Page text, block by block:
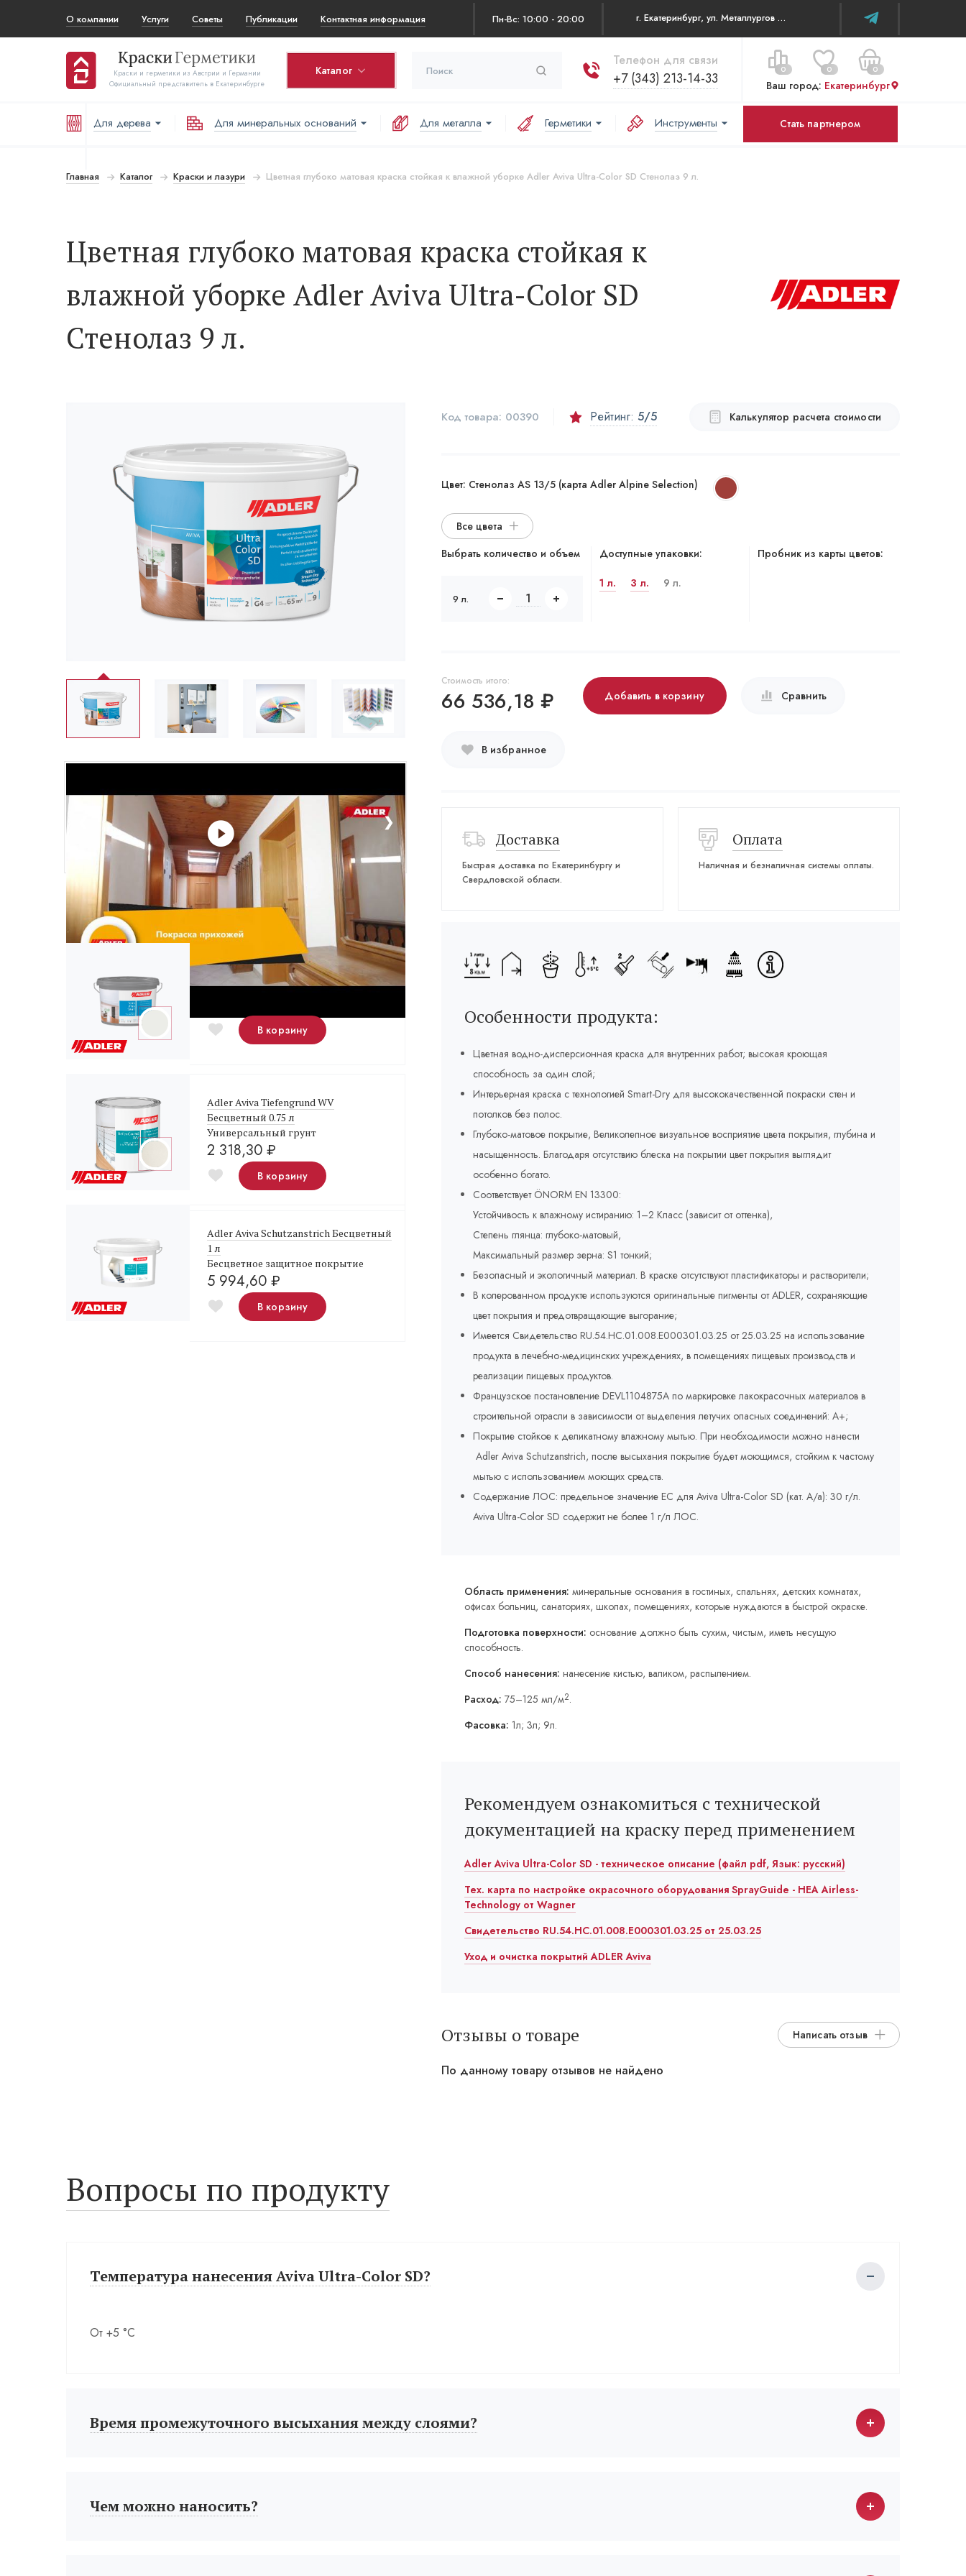
О компании Услуги Советы Публикации Контактная информация Пн-Вс: 10:00 - 20:00 г. Екатеринбург, ул. Металлургов д 84 ТЦ WOW House
Краски и герметики из Австрии и Германии
Официальный представитель в Екатеринбурге
Каталог
Телефон для связи
+7 (343) 213-14-33
0 0 0
Корзина Цена за все:
Перейти в корзину
Ваш город: Екатеринбург
Для дерева Для минеральных оснований Для металла Герметики Инструменты Стать партнером
Главная Каталог Краски и лазури Цветная глубоко матовая краска стойкая к влажной уборке Adler Aviva Ultra-Color SD Стенолаз 9 л.
Цветная глубоко матовая краска стойкая к
влажной уборке Adler Aviva Ultra-Color SD
Стенолаз 9 л.
❯
Не забудьте купить
Adler Aviva Terra Ultra-Weiß Белый 1 л
Белая краска для потолка
В корзину
Adler Aviva Tiefengrund WV
Бесцветный 0.75 л
Универсальный грунт
2 318,30 ₽
В корзину
Adler Aviva Schutzanstrich Бесцветный
1 л
Бесцветное защитное покрытие
5 994,60 ₽
В корзину
Код товара: 00390 Рейтинг: 5/5 Калькулятор расчета стоимости
Цвет: Стенолаз AS 13/5 (карта Adler Alpine Selection)
Все цвета
Выбрать количество и объем
9 л.
Доступные упаковки:
1 л. 3 л. 9 л.
Пробник из карты цветов:
Стоимость итого:
66 536,18 ₽ Добавить в корзину Сравнить
В избранное
Доставка
Быстрая доставка по Екатеринбургу и
Свердловской области.
Оплата
Наличная и безналичная системы оплаты.
Особенности продукта:
Цветная водно-дисперсионная краска для внутренних работ; высокая кроющая
способность за один слой;
Интерьерная краска с технологией Smart-Dry для высококачественной покраски стен и
потолков без полос.
Глубоко-матовое покрытие, Великолепное визуальное восприятие цвета покрытия, глубина и
насыщенность. Благодаря отсутствию блеска на покрытии цвет покрытия выглядит
особенно богато.
Соответствует ÖNORM EN 13300:
Устойчивость к влажному истиранию: 1–2 Класс (зависит от оттенка),
Степень глянца: глубоко-матовый,
Максимальный размер зерна: S1 тонкий;
Безопасный и экологичный материал. В краске отсутствуют пластификаторы и растворители;
В колерованном продукте используются оригинальные пигменты от ADLER, сохраняющие
цвет покрытия и предотвращающие выгорание;
Имеется Свидетельство RU.54.HC.01.008.E000301.03.25 от 25.03.25 на использование
продукта в лечебно-медицинских учреждениях, в помещениях пищевых производств и
реализации пищевых продуктов.
Французское постановление DEVL1104875A по маркировке лакокрасочных материалов в
строительной отрасли в зависимости от выделения летучих опасных соединений: A+;
Покрытие стойкое к деликатному влажному мытью. При необходимости можно нанести
Adler Aviva Schutzanstrich, после высыхания покрытие будет моющимся, стойким к частому
мытью с использованием моющих средств.
Содержание ЛОС: предельное значение ЕС для Aviva Ultra-Color SD (кат. A/a): 30 г/л.
Aviva Ultra-Color SD содержит не более 1 г/л ЛОС.
Область применения: минеральные основания в гостиных, спальнях, детских комнатах,
офисах больниц, санаториях, школах, помещениях, которые нуждаются в быстрой окраске.
Подготовка поверхности: основание должно быть сухим, чистым, иметь несущую
способность.
Способ нанесения: нанесение кистью, валиком, распылением.
Расход: 75–125 мл/м2.
Фасовка: 1л; 3л; 9л.
Рекомендуем ознакомиться с технической
документацией на краску перед применением
Adler Aviva Ultra-Color SD - техническое описание (файл pdf, Язык: русский)
Тех. карта по настройке окрасочного оборудования SprayGuide - HEA Airless-
Technology от Wagner
Свидетельство RU.54.HC.01.008.E000301.03.25 от 25.03.25
Уход и очистка покрытий ADLER Aviva
Отзывы о товаре Написать отзыв
По данному товару отзывов не найдено
Вопросы по продукту
Температура нанесения Aviva Ultra-Color SD?
От +5 °С
Время промежуточного высыхания между слоями?
Чем можно наносить?